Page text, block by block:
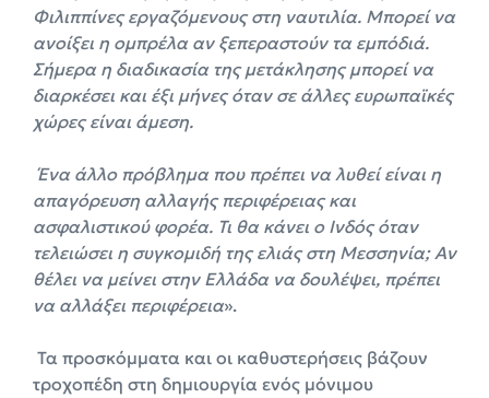
Φιλιππίνες εργαζόμενους στη ναυτιλία. Μπορεί να
ανοίξει η ομπρέλα αν ξεπεραστούν τα εμπόδιά.
Σήμερα η διαδικασία της μετάκλησης μπορεί να
διαρκέσει και έξι μήνες όταν σε άλλες ευρωπαϊκές
χώρες είναι άμεση.
Ένα άλλο πρόβλημα που πρέπει να λυθεί είναι η
απαγόρευση αλλαγής περιφέρειας και
ασφαλιστικού φορέα. Τι θα κάνει ο Ινδός όταν
τελειώσει η συγκομιδή της ελιάς στη Μεσσηνία; Αν
θέλει να μείνει στην Ελλάδα να δουλέψει, πρέπει
να αλλάξει περιφέρεια».
Τα προσκόμματα και οι καθυστερήσεις βάζουν
τροχοπέδη στη δημιουργία ενός μόνιμου